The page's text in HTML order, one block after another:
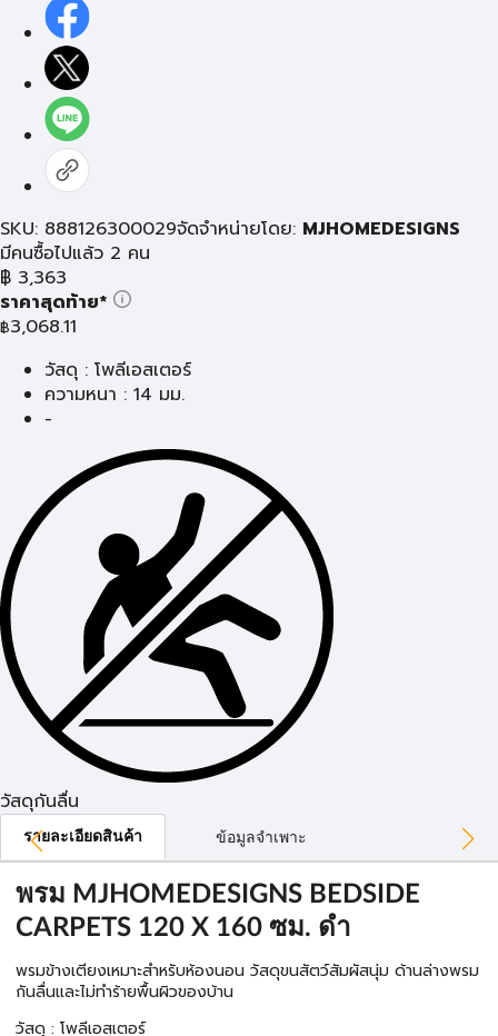
SKU: 888126300029จัดจำหน่ายโดย: MJHOMEDESIGNS
มีคนซื้อไปแล้ว 2 คน
฿ 3,363
ราคาสุดท้าย*
฿3,068.11
วัสดุ : โพลีเอสเตอร์
ความหนา : 14 มม.
-
วัสดุกันลื่น
รายละเอียดสินค้า ข้อมูลจำเพาะ
พรม MJHOMEDESIGNS BEDSIDE
CARPETS 120 X 160 ซม. ดำ
พรมข้างเตียงเหมาะสำหรับห้องนอน วัสดุขนสัตว์สัมผัสนุ่ม ด้านล่างพรม
กันลื่นและไม่ทำร้ายพื้นผิวของบ้าน
วัสดุ : โพลีเอสเตอร์